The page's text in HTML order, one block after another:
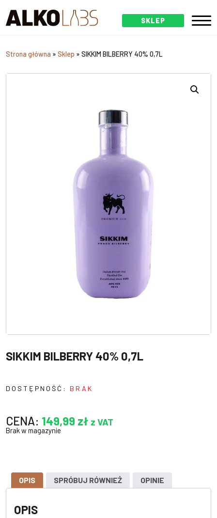
SKLEP
Strona główna » Sklep » SIKKIM BILBERRY 40% 0,7L
SIKKIM BILBERRY 40% 0,7L
DOSTĘPNOŚĆ: BRAK
CENA: 149,99 zł z VAT
Brak w magazynie
OPIS SPRÓBUJ RÓWNIEŻ OPINIE
OPIS